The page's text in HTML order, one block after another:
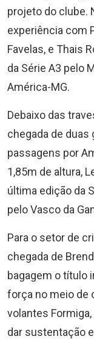
projeto do clube.
experiência com
Favelas, e Thais
da Série A3 pelo
América-MG.
Debaixo das
chegada de duas
passagens por
1,85m de altura,
última edição da
pelo Vasco da
Para o setor de
chegada de
bagagem o título
força no meio de
volantes
dar sustentação